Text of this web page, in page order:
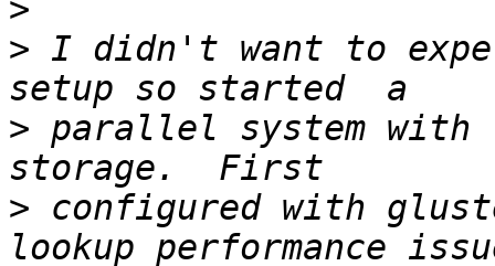
>
> I didn't want to
> parallel system with
> configured with